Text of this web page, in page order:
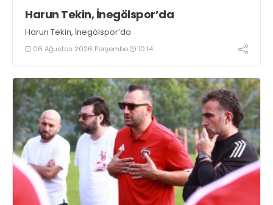
Harun Tekin, İnegölspor’da
Harun Tekin, İnegölspor’da
06 Ağustos 2026 Perşembe 10:14